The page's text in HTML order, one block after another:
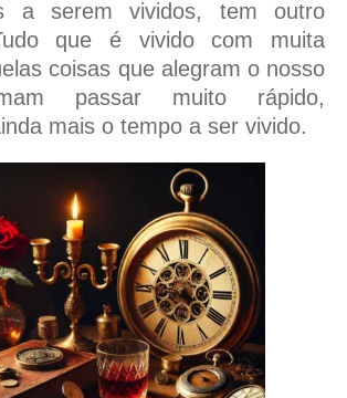
a serem vividos, tem outro
que é vivido com muita
coisas que alegram o nosso
passar muito rápido,
mais o tempo a ser vivido.